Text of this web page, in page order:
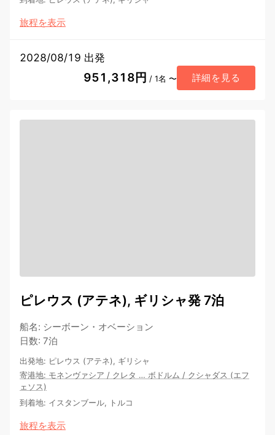
旅程を表示
2028/08/19 出発
951,318円 / 1名 〜 詳細を見る
ピレウス (アテネ), ギリシャ発 7泊
船名: シーボーン・オベーション
日数: 7泊
出発地: ピレウス (アテネ), ギリシャ
寄港地: モネンヴァシア / クレタ … ボドルム / クシャダス (エフ
ェソス)
到着地: イスタンブール, トルコ
旅程を表示